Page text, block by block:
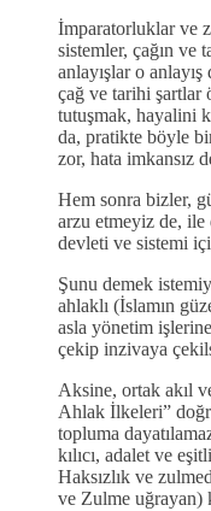
İmparatorluklar ve
sistemler, çağın
anlayışlar o
çağ ve tarihi şartlar
tutuşmak, hayalini
da, pratikte böyle
zor, hata imkansız
Hem sonra bizler,
arzu etmeyiz de,
devleti ve sistemi
Şunu demek
ahlaklı (İslamın
asla yönetim
çekip inzivaya
Aksine, ortak akıl
Ahlak İlkeleri”
topluma
kılıcı, adalet ve
Haksızlık ve
ve Zulme uğrayan)